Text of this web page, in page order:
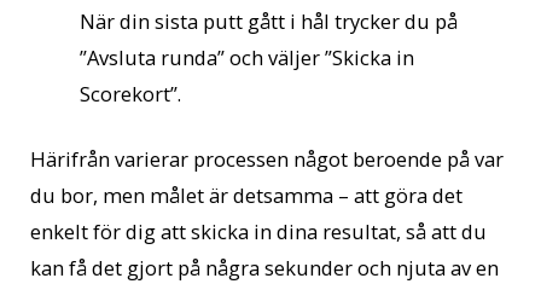
När din sista putt gått i hål trycker du på
”Avsluta runda” och väljer ”Skicka in
Scorekort”.
Härifrån varierar processen något beroende på var
du bor, men målet är detsamma – att göra det
enkelt för dig att skicka in dina resultat, så att du
kan få det gjort på några sekunder och njuta av en